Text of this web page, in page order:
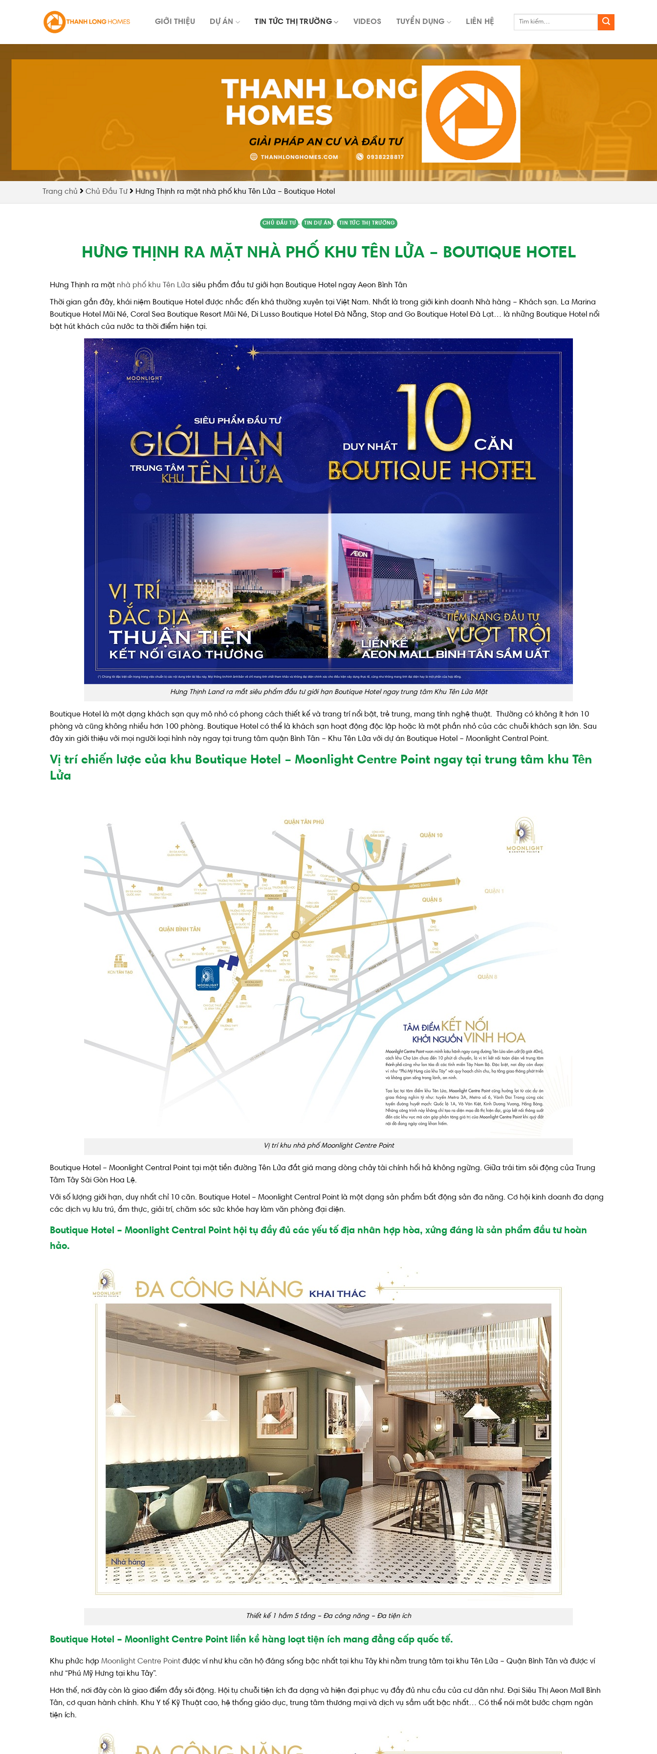
GIỚI THIỆU DỰ ÁN TIN TỨC THỊ TRƯỜNG VIDEOS TUYỂN DỤNG LIÊN HỆ
Trang chủ Chủ Đầu Tư Hưng Thịnh ra mặt nhà phố khu Tên Lửa – Boutique Hotel
CHỦ ĐẦU TƯ , TIN DỰ ÁN , TIN TỨC THỊ TRƯỜNG
HƯNG THỊNH RA MẶT NHÀ PHỐ KHU TÊN LỬA – BOUTIQUE HOTEL
Hưng Thịnh ra mặt nhà phố khu Tên Lửa siêu phẩm đầu tư giới hạn Boutique Hotel ngay Aeon Bình Tân
Thời gian gần đây, khái niệm Boutique Hotel được nhắc đến khá thường xuyên tại Việt Nam. Nhất là trong giới kinh doanh Nhà hàng – Khách sạn. La Marina
Boutique Hotel Mũi Né, Coral Sea Boutique Resort Mũi Né, Di Lusso Boutique Hotel Đà Nẵng, Stop and Go Boutique Hotel Đà Lạt… là những Boutique Hotel nổi
bật hút khách của nước ta thời điểm hiện tại.
Hưng Thịnh Land ra mắt siêu phẩm đầu tư giới hạn Boutique Hotel ngay trung tâm Khu Tên Lửa Mặt
Boutique Hotel là một dạng khách sạn quy mô nhỏ có phong cách thiết kế và trang trí nổi bật, trẻ trung, mang tính nghệ thuật. Thường có không ít hơn 10
phòng và cũng không nhiều hơn 100 phòng. Boutique Hotel có thể là khách sạn hoạt động độc lập hoặc là một phần nhỏ của các chuỗi khách sạn lớn. Sau
đây xin giới thiệu với mọi người loại hình này ngay tại trung tâm quận Bình Tân – Khu Tên Lửa với dự án Boutique Hotel – Moonlight Central Point.
Vị trí chiến lược của khu Boutique Hotel – Moonlight Centre Point ngay tại trung tâm khu Tên
Lửa
Vị trí khu nhà phố Moonlight Centre Point
Boutique Hotel – Moonlight Central Point tại mặt tiền đường Tên Lửa đắt giá mang dòng chảy tài chính hối hả không ngừng. Giữa trái tim sôi động của Trung
Tâm Tây Sài Gòn Hoa Lệ.
Với số lượng giới hạn, duy nhất chỉ 10 căn. Boutique Hotel – Moonlight Central Point là một dạng sản phẩm bất động sản đa năng. Cơ hội kinh doanh đa dạng
các dịch vụ lưu trú, ẩm thực, giải trí, chăm sóc sức khỏe hay làm văn phòng đại diện.
Boutique Hotel – Moonlight Central Point hội tụ đầy đủ các yếu tố địa nhân hợp hòa, xứng đáng là sản phẩm đầu tư hoàn
hảo.
Thiết kế 1 hầm 5 tầng – Đa công năng – Đa tiện ích
Boutique Hotel – Moonlight Centre Point liền kề hàng loạt tiện ích mang đẳng cấp quốc tế.
Khu phức hợp Moonlight Centre Point được ví như khu căn hộ đáng sống bậc nhất tại khu Tây khi nằm trung tâm tại khu Tên Lửa – Quận Bình Tân và được ví
như “Phú Mỹ Hưng tại khu Tây”.
Hơn thế, nơi đây còn là giao điểm đầy sôi động. Hội tụ chuỗi tiện ích đa dạng và hiện đại phục vụ đầy đủ nhu cầu của cư dân như. Đại Siêu Thị Aeon Mall Bình
Tân, cơ quan hành chính. Khu Y tế Kỹ Thuật cao, hệ thống giáo dục, trung tâm thương mại và dịch vụ sầm uất bậc nhất… Có thể nói môt bước chạm ngàn
tiện ích.